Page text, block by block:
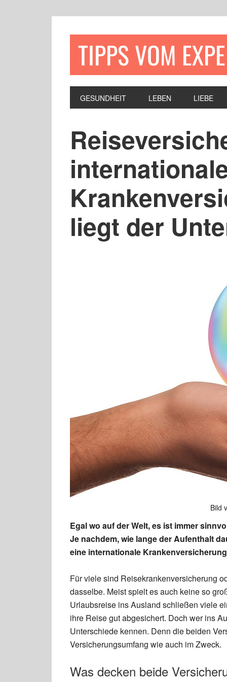
TIPPS VOM
GESUNDHEIT LEBEN LIEBE
liegt der
Bild
Egal wo auf der Welt, es ist immer
Je nachdem, wie lange der Aufenthalt
eine internationale
Für viele sind Reisekrankenversicherung
dasselbe. Meist spielt es auch keine so
Urlaubsreise ins Ausland schließen viele
ihre Reise gut abgesichert. Doch wer ins
Unterschiede kennen. Denn die beiden
Versicherungsumfang wie auch im Zweck.
Was decken beide